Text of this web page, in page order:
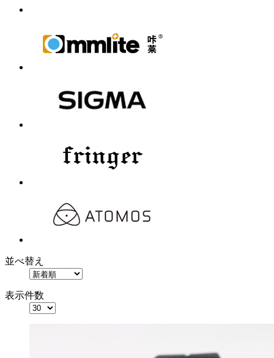
並べ替え
表示件数